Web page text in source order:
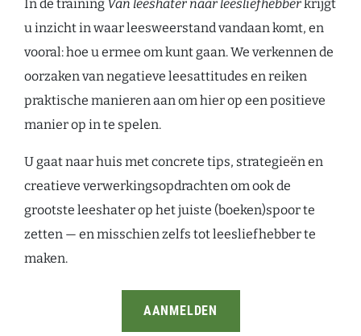
In de training Van leeshater naar leesliefhebberkrijgt
u inzicht in waar leesweerstand vandaan komt, en
vooral: hoe u ermee om kunt gaan. We verkennen de
oorzaken van negatieve leesattitudes en reiken
praktische manieren aan om hier op een positieve
manier op in te spelen.
U gaat naar huis met concrete tips, strategieën en
creatieve verwerkingsopdrachten om ook de
grootste leeshater op het juiste (boeken)spoor te
zetten — en misschien zelfs tot leesliefhebber te
maken.
AANMELDEN